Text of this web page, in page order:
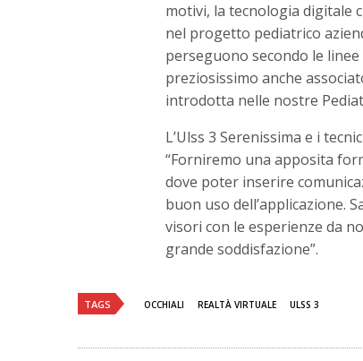
motivi, la tecnologia digitale
nel progetto pediatrico
perseguono secondo le
preziosissimo anche
introdotta nelle nostre
L’Ulss 3 Serenissima e i
“Forniremo una apposita
dove poter inserire
buon uso dell’applicazione.
visori con le esperienze da
grande soddisfazione”.
TAGS OCCHIALI REALTÀ VIRTUALE ULSS 3